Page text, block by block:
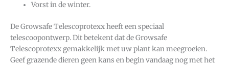
Vorst in de winter.
De Growsafe Telescoprotexx heeft een speciaal
telescoopontwerp. Dit betekent dat de Growsafe
Telescoprotexx gemakkelijk met uw plant kan meegroeien.
Geef grazende dieren geen kans en begin vandaag nog met het